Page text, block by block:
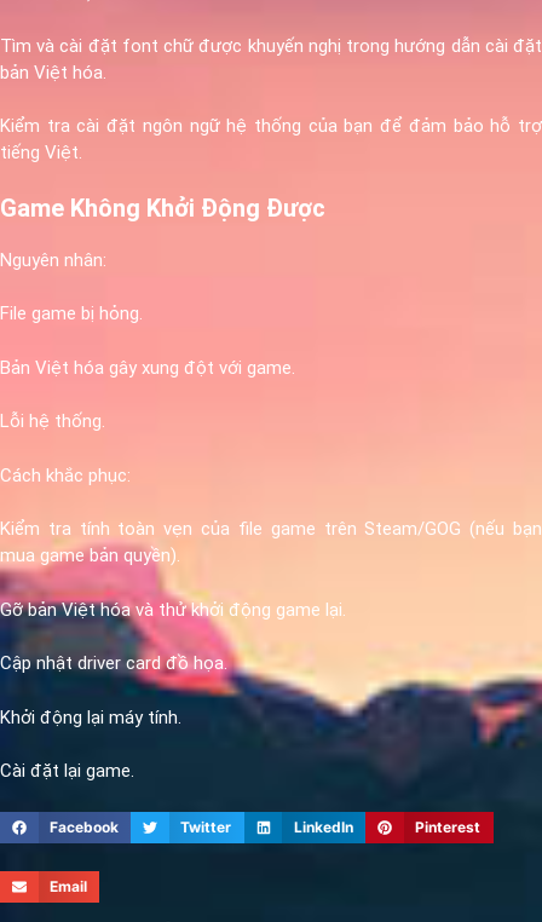
Tìm và cài đặt font chữ được khuyến nghị trong hướng dẫn cài đặt
bản Việt hóa.
Kiểm tra cài đặt ngôn ngữ hệ thống của bạn để đảm bảo hỗ trợ
tiếng Việt.
Game Không Khởi Động Được
Nguyên nhân:
File game bị hỏng.
Bản Việt hóa gây xung đột với game.
Lỗi hệ thống.
Cách khắc phục:
Kiểm tra tính toàn vẹn của file game trên Steam/GOG (nếu bạn
mua game bản quyền).
Gỡ bản Việt hóa và thử khởi động game lại.
Cập nhật driver card đồ họa.
Khởi động lại máy tính.
Cài đặt lại game.
Facebook Twitter LinkedIn Pinterest
Email